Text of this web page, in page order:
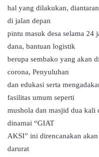
hal yang dilakukan,
di jalan depan
pintu masuk desa selama 24
dana, bantuan logistik
berupa sembako yang akan
corona, Penyuluhan
dan edukasi serta
fasilitas umum seperti
mushola dan masjid dua kali
dinamai “GIAT
AKSI” ini direncanakan
darurat